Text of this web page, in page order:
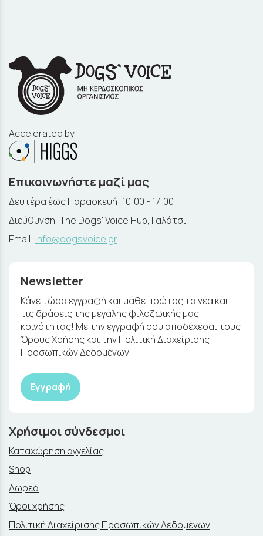
Accelerated by:
Επικοινωνήστε μαζί μας
Δευτέρα έως Παρασκευή: 10:00 - 17:00
Διεύθυνση: The Dogs' Voice Hub, Γαλάτσι
Email: info@dogsvoice.gr
Newsletter
Κάνε τώρα εγγραφή και μάθε πρώτος τα νέα και
τις δράσεις της μεγάλης φιλοζωικής μας
κοινότητας! Με την εγγραφή σου αποδέχεσαι τους
Όρους Χρήσης και την Πολιτική Διαχείρισης
Προσωπικών Δεδομένων.
Εγγραφή
Χρήσιμοι σύνδεσμοι
Καταχώρηση αγγελίας
Shop
Δωρεά
Όροι χρήσης
Πολιτική Διαχείρισης Προσωπικών Δεδομένων